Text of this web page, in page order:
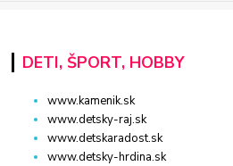
DETI, ŠPORT, HOBBY
www.kamenik.sk
www.detsky-raj.sk
www.detskaradost.sk
www.detsky-hrdina.sk